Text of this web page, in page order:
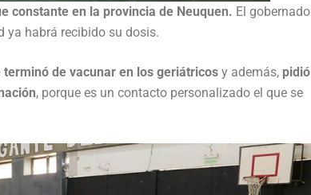
constante en la provincia de Neuquen. El
ya habrá recibido su dosis.
de vacunar en los geriátricos y además, pidió
, porque es un contacto personalizado el que se